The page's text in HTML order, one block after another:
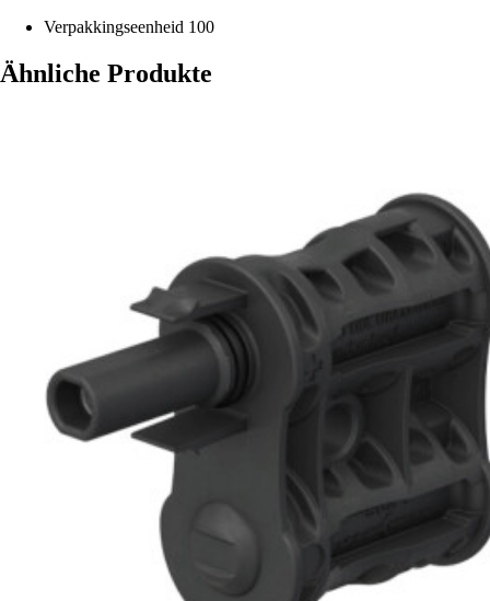
Verpakkingseenheid 100
Ähnliche Produkte